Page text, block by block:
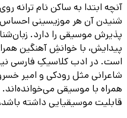
آنچه ابتدا به ساکن نام ترانه
شنیدن آن هر موزیسینی
پذیرش موسیقی را دارد.
پیدایش، با خوانشِ آهنگین
است. در ادب کلاسیکِ فارسی
شاعرانی مثل رودکی و امیر
همراه با موسیقی
قابلیت موسیقیایی داشته